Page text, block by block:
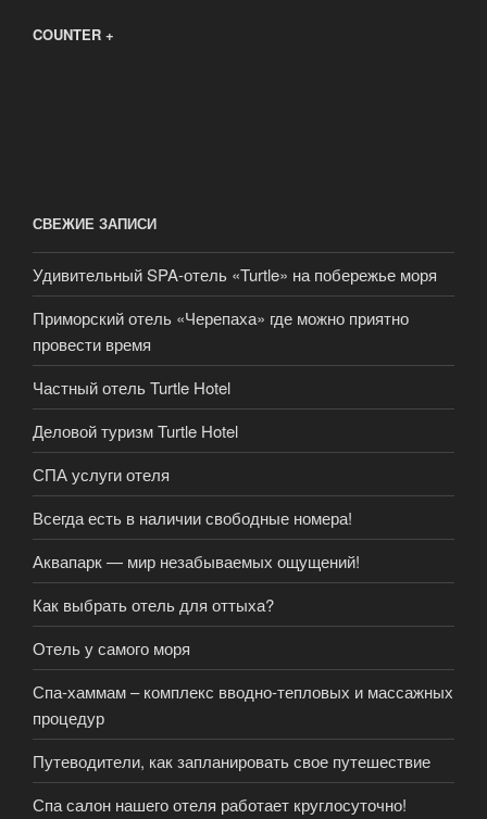
COUNTER +
СВЕЖИЕ ЗАПИСИ
Удивительный SPA-отель «Turtle» на побережье моря
Приморский отель «Черепаха» где можно приятно
провести время
Частный отель Turtle Hotel
Деловой туризм Turtle Hotel
СПА услуги отеля
Всегда есть в наличии свободные номера!
Аквапарк — мир незабываемых ощущений!
Как выбрать отель для оттыха?
Отель у самого моря
Спа-хаммам – комплекс вводно-тепловых и массажных
процедур
Путеводители, как запланировать свое путешествие
Спа салон нашего отеля работает круглосуточно!